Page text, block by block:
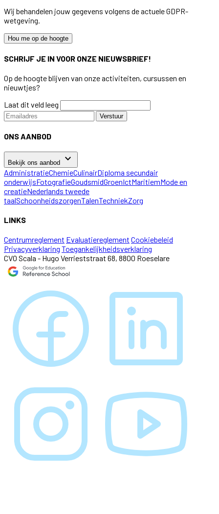
Wij behandelen jouw gegevens volgens de actuele GDPR-
wetgeving.
Hou me op de hoogte
SCHRIJF JE IN VOOR ONZE NIEUWSBRIEF!
Op de hoogte blijven van onze activiteiten, cursussen en
nieuwtjes?
Laat dit veld leeg
Verstuur
ONS AANBOD
Bekijk ons aanbod keyboard_arrow_down
AdministratieChemieCulinairDiploma secundair
onderwijsFotografieGoudsmidGroenIctMaritiemMode en
creatieNederlands tweede
taalSchoonheidszorgenTalenTechniekZorg
LINKS
Centrumreglement Evaluatiereglement Cookiebeleid
Privacyverklaring Toegankelijkheidsverklaring
CVO Scala - Hugo Verrieststraat 68, 8800 Roeselare